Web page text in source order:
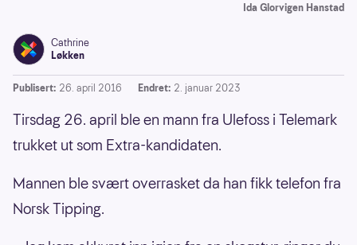
Ida Glorvigen Hanstad
Cathrine
Løkken
Publisert: 26. april 2016 Endret: 2. januar 2023
Tirsdag 26. april ble en mann fra Ulefoss i Telemark
trukket ut som Extra-kandidaten.
Mannen ble svært overrasket da han fikk telefon fra
Norsk Tipping.